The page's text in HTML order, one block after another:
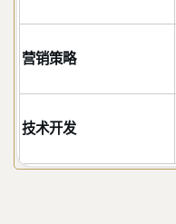
营销策略
技术开发